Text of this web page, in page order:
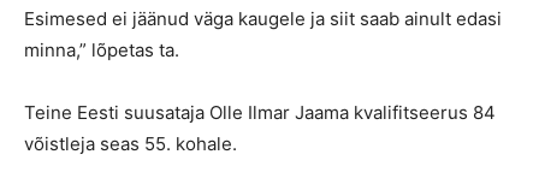
Esimesed ei jäänud väga kaugele ja siit saab ainult edasi
minna,” lõpetas ta.
Teine Eesti suusataja Olle Ilmar Jaama kvalifitseerus 84
võistleja seas 55. kohale.